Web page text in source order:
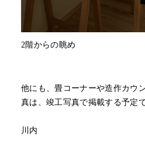
2階からの眺め
他にも、畳コーナーや造作カウ
真は、竣工写真で掲載する予定
川内